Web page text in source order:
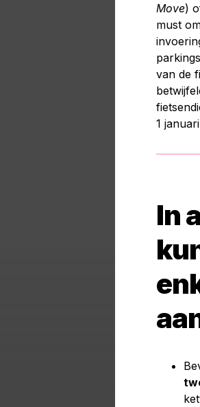
Move)
must
van de
1
In